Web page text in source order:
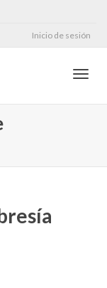
Inicio de sesión